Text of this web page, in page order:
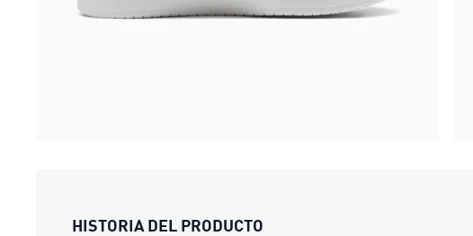
HISTORIA DEL PRODUCTO